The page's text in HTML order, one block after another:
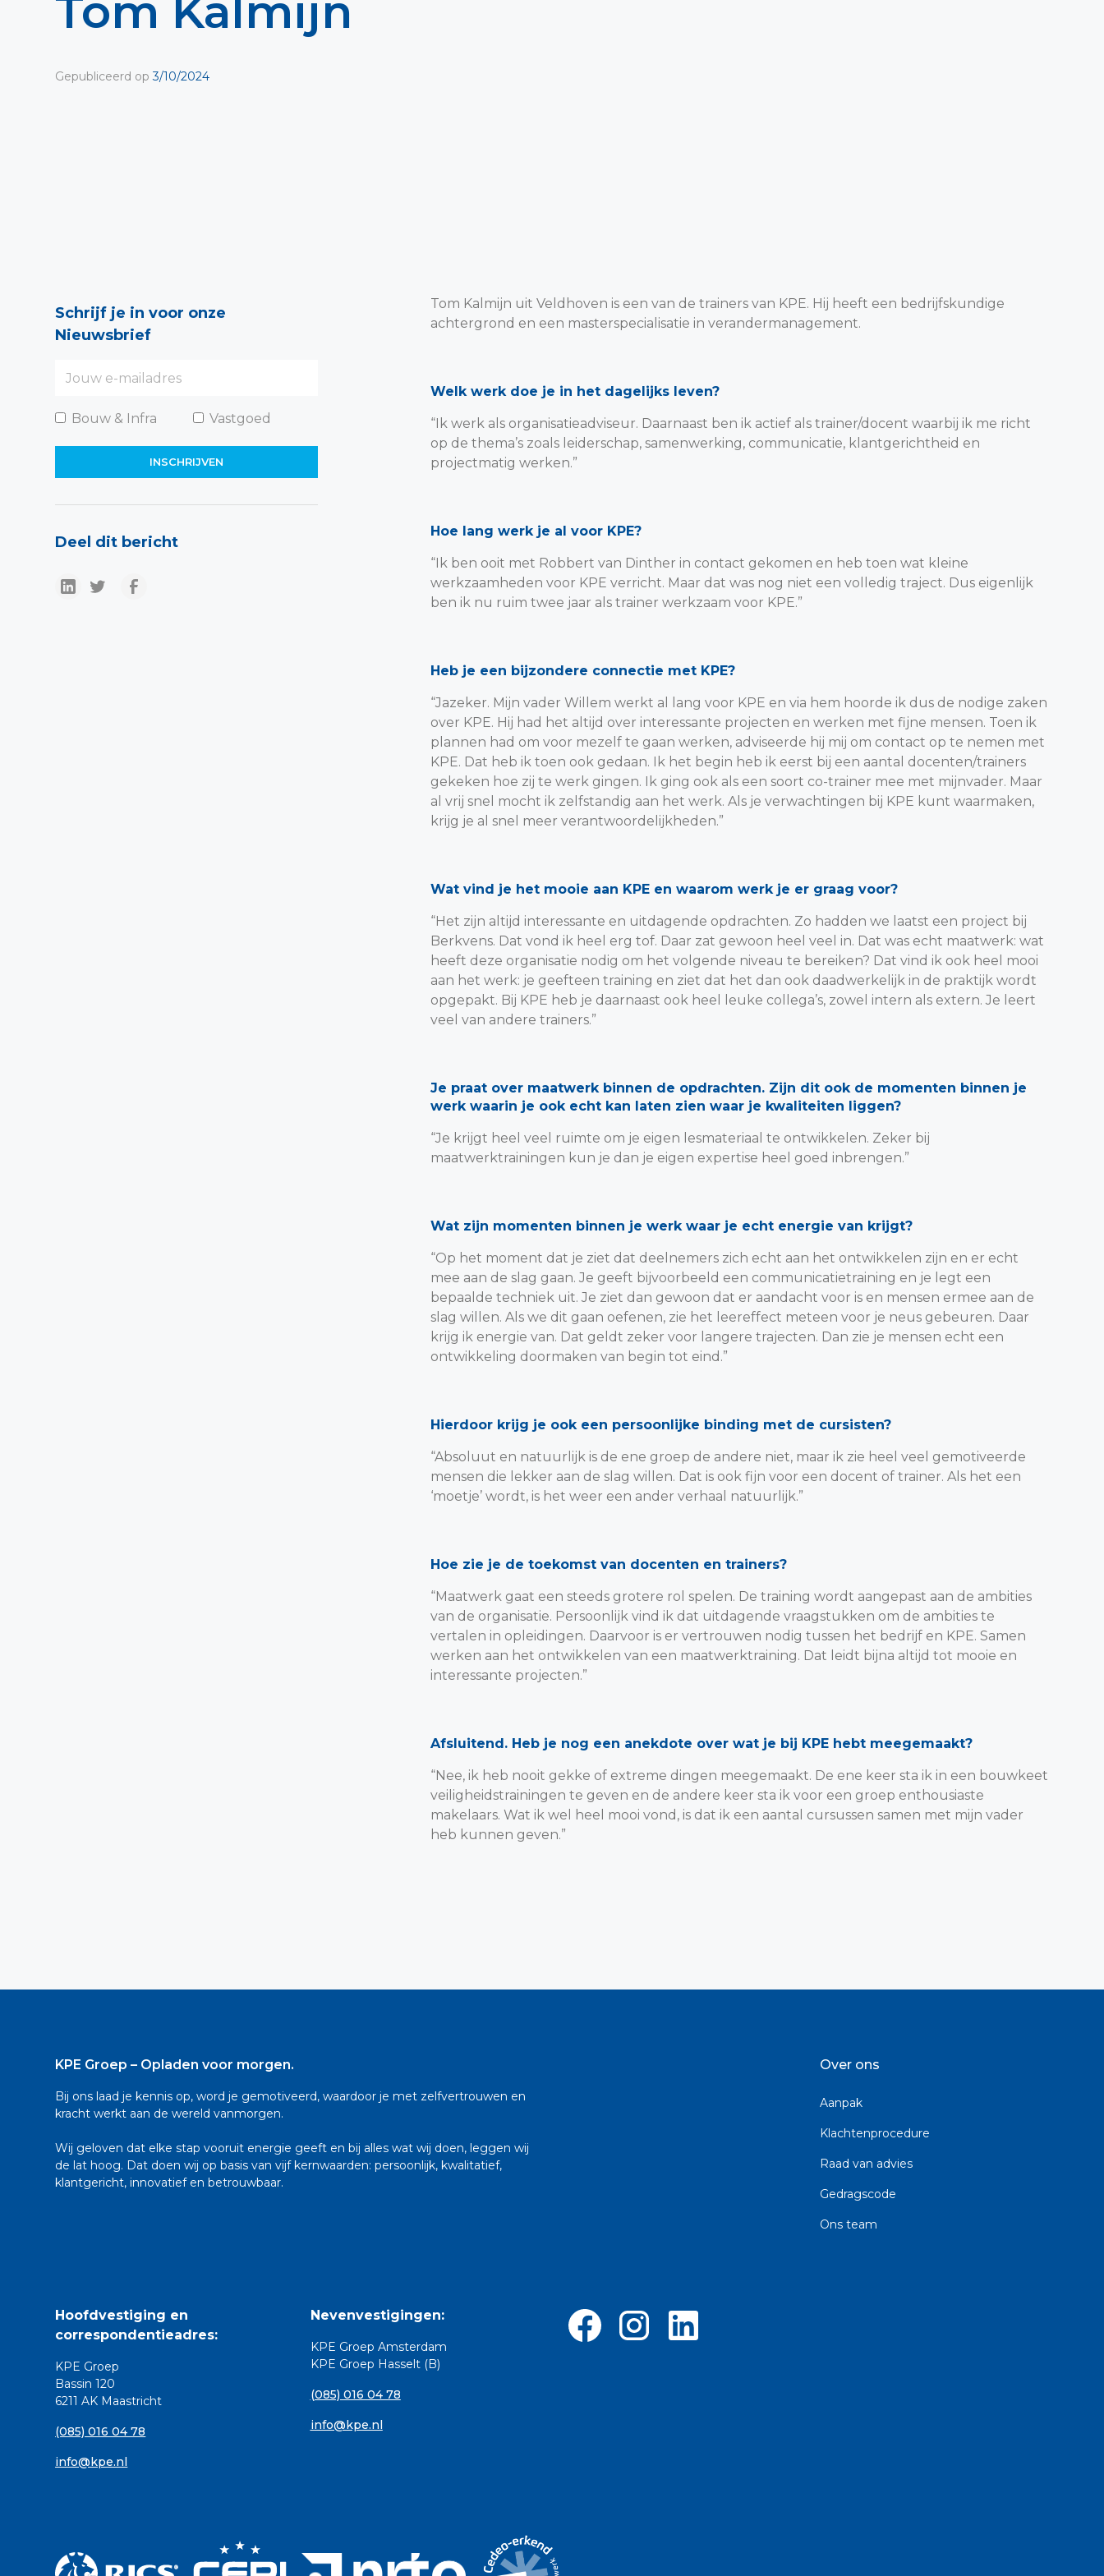
Tom Kalmijn
Gepubliceerd op 3/10/2024
Schrijf je in voor onze
Nieuwsbrief
Bouw & Infra Vastgoed
Deel dit bericht
Tom Kalmijn uit Veldhoven is een van de trainers van KPE. Hij heeft een bedrijfskundige
achtergrond en een masterspecialisatie in verandermanagement.
Welk werk doe je in het dagelijks leven?
“Ik werk als organisatieadviseur. Daarnaast ben ik actief als trainer/docent waarbij ik me richt
op de thema’s zoals leiderschap, samenwerking, communicatie, klantgerichtheid en
projectmatig werken.”
Hoe lang werk je al voor KPE?
“Ik ben ooit met Robbert van Dinther in contact gekomen en heb toen wat kleine
werkzaamheden voor KPE verricht. Maar dat was nog niet een volledig traject. Dus eigenlijk
ben ik nu ruim twee jaar als trainer werkzaam voor KPE.”
Heb je een bijzondere connectie met KPE?
“Jazeker. Mijn vader Willem werkt al lang voor KPE en via hem hoorde ik dus de nodige zaken
over KPE. Hij had het altijd over interessante projecten en werken met fijne mensen. Toen ik
plannen had om voor mezelf te gaan werken, adviseerde hij mij om contact op te nemen met
KPE. Dat heb ik toen ook gedaan. Ik het begin heb ik eerst bij een aantal docenten/trainers
gekeken hoe zij te werk gingen. Ik ging ook als een soort co-trainer mee met mijnvader. Maar
al vrij snel mocht ik zelfstandig aan het werk. Als je verwachtingen bij KPE kunt waarmaken,
krijg je al snel meer verantwoordelijkheden.”
Wat vind je het mooie aan KPE en waarom werk je er graag voor?
“Het zijn altijd interessante en uitdagende opdrachten. Zo hadden we laatst een project bij
Berkvens. Dat vond ik heel erg tof. Daar zat gewoon heel veel in. Dat was echt maatwerk: wat
heeft deze organisatie nodig om het volgende niveau te bereiken? Dat vind ik ook heel mooi
aan het werk: je geefteen training en ziet dat het dan ook daadwerkelijk in de praktijk wordt
opgepakt. Bij KPE heb je daarnaast ook heel leuke collega’s, zowel intern als extern. Je leert
veel van andere trainers.”
Je praat over maatwerk binnen de opdrachten. Zijn dit ook de momenten binnen je
werk waarin je ook echt kan laten zien waar je kwaliteiten liggen?
“Je krijgt heel veel ruimte om je eigen lesmateriaal te ontwikkelen. Zeker bij
maatwerktrainingen kun je dan je eigen expertise heel goed inbrengen.”
Wat zijn momenten binnen je werk waar je echt energie van krijgt?
“Op het moment dat je ziet dat deelnemers zich echt aan het ontwikkelen zijn en er echt
mee aan de slag gaan. Je geeft bijvoorbeeld een communicatietraining en je legt een
bepaalde techniek uit. Je ziet dan gewoon dat er aandacht voor is en mensen ermee aan de
slag willen. Als we dit gaan oefenen, zie het leereffect meteen voor je neus gebeuren. Daar
krijg ik energie van. Dat geldt zeker voor langere trajecten. Dan zie je mensen echt een
ontwikkeling doormaken van begin tot eind.”
Hierdoor krijg je ook een persoonlijke binding met de cursisten?
“Absoluut en natuurlijk is de ene groep de andere niet, maar ik zie heel veel gemotiveerde
mensen die lekker aan de slag willen. Dat is ook fijn voor een docent of trainer. Als het een
‘moetje’ wordt, is het weer een ander verhaal natuurlijk.”
Hoe zie je de toekomst van docenten en trainers?
“Maatwerk gaat een steeds grotere rol spelen. De training wordt aangepast aan de ambities
van de organisatie. Persoonlijk vind ik dat uitdagende vraagstukken om de ambities te
vertalen in opleidingen. Daarvoor is er vertrouwen nodig tussen het bedrijf en KPE. Samen
werken aan het ontwikkelen van een maatwerktraining. Dat leidt bijna altijd tot mooie en
interessante projecten.”
Afsluitend. Heb je nog een anekdote over wat je bij KPE hebt meegemaakt?
“Nee, ik heb nooit gekke of extreme dingen meegemaakt. De ene keer sta ik in een bouwkeet
veiligheidstrainingen te geven en de andere keer sta ik voor een groep enthousiaste
makelaars. Wat ik wel heel mooi vond, is dat ik een aantal cursussen samen met mijn vader
heb kunnen geven.”
KPE Groep – Opladen voor morgen.
Bij ons laad je kennis op, word je gemotiveerd, waardoor je met zelfvertrouwen en
kracht werkt aan de wereld vanmorgen.
Wij geloven dat elke stap vooruit energie geeft en bij alles wat wij doen, leggen wij
de lat hoog. Dat doen wij op basis van vijf kernwaarden: persoonlijk, kwalitatief,
klantgericht, innovatief en betrouwbaar.
Over ons
Aanpak
Klachtenprocedure
Raad van advies
Gedragscode
Ons team
Hoofdvestiging en
correspondentieadres:
KPE Groep
Bassin 120
6211 AK Maastricht
(085) 016 04 78
info@kpe.nl
Nevenvestigingen:
KPE Groep Amsterdam
KPE Groep Hasselt (B)
(085) 016 04 78
info@kpe.nl